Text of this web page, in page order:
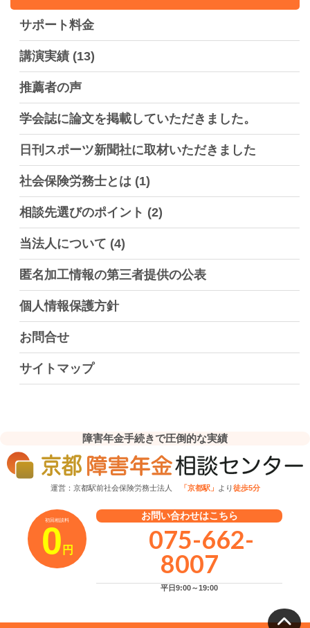
サポート料金
講演実績 (13)
推薦者の声
学会誌に論文を掲載していただきました。
日刊スポーツ新聞社に取材いただきました
社会保険労務士とは (1)
相談先選びのポイント (2)
当法人について (4)
匿名加工情報の第三者提供の公表
個人情報保護方針
お問合せ
サイトマップ
障害年金手続きで圧倒的な実績
運営：京都駅前社会保険労務士法人 「京都駅」 より徒歩5分
初回相談料
0 円
お問い合わせはこちら
075-662-
8007
平日9:00～19:00